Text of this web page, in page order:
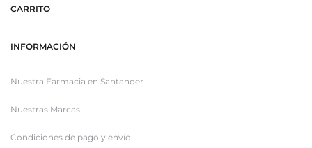
CARRITO
INFORMACIÓN
Nuestra Farmacia en Santander
Nuestras Marcas
Condiciones de pago y envío